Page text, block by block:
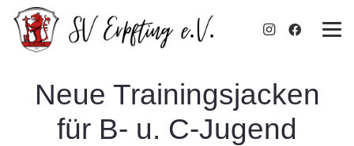
Neue Trainingsjacken
für B- u. C-Jugend